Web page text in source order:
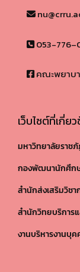
053-
คณะพยาบา
เว็บไซต์ที่เกี่ย
มหาวิทยาลัยราชภั
กองพัฒนานักศึก
สำนักส่งเสริมวิชา
สำนักวิทยบริการแ
งานบริหารงานบุค